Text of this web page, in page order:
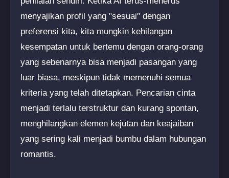
menyajikan profil yang "sesuai" dengan
preferensi kita, kita mungkin kehilangan
kesempatan untuk bertemu dengan orang-orang
yang sebenarnya bisa menjadi pasangan yang
luar biasa, meskipun tidak memenuhi semua
kriteria yang telah ditetapkan. Pencarian cinta
menjadi terlalu terstruktur dan kurang spontan,
menghilangkan elemen kejutan dan keajaiban
yang sering kali menjadi bumbu dalam hubungan
romantis.